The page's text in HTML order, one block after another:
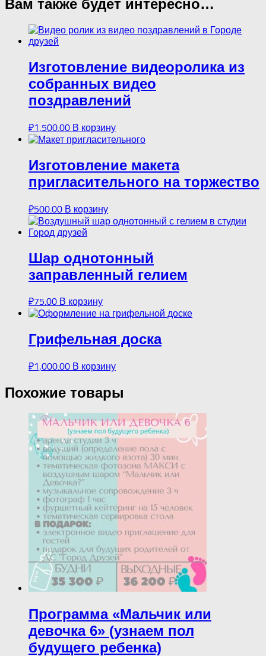
Вам также будет интересно…
Изготовление видеоролика из
собранных видео
поздравлений
₽1,500.00 В корзину
Изготовление макета
пригласительного на торжество
₽500.00 В корзину
Шар однотонный
заправленный гелием
₽75.00 В корзину
Грифельная доска
₽1,000.00 В корзину
Похожие товары
Программа «Мальчик или
девочка 6» (узнаем пол
будущего ребенка)